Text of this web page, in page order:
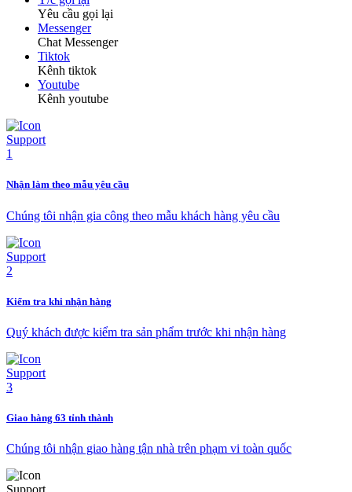
Yêu cầu gọi lại
Messenger
Chat Messenger
Tiktok
Kênh tiktok
Youtube
Kênh youtube
Nhận làm theo mẫu yêu cầu
Chúng tôi nhận gia công theo mẫu khách hàng yêu cầu
Kiểm tra khi nhận hàng
Quý khách được kiểm tra sản phẩm trước khi nhận hàng
Giao hàng 63 tỉnh thành
Chúng tôi nhận giao hàng tận nhà trên phạm vi toàn quốc